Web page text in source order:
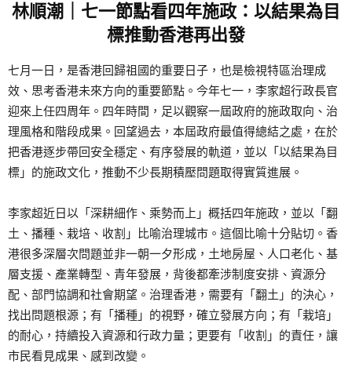
林順潮｜七一節點看四年施政：以結果為目
標推動香港再出發
七月一日，是香港回歸祖國的重要日子，也是檢視特區治理成
效、思考香港未來方向的重要節點。今年七一，李家超行政長官
迎來上任四周年。四年時間，足以觀察一屆政府的施政取向、治
理風格和階段成果。回望過去，本屆政府最值得總結之處，在於
把香港逐步帶回安全穩定、有序發展的軌道，並以「以結果為目
標」的施政文化，推動不少長期積壓問題取得實質進展。
李家超近日以「深耕細作、乘勢而上」概括四年施政，並以「翻
土、播種、栽培、收割」比喻治理城市。這個比喻十分貼切。香
港很多深層次問題並非一朝一夕形成，土地房屋、人口老化、基
層支援、產業轉型、青年發展，背後都牽涉制度安排、資源分
配、部門協調和社會期望。治理香港，需要有「翻土」的決心，
找出問題根源；有「播種」的視野，確立發展方向；有「栽培」
的耐心，持續投入資源和行政力量；更要有「收割」的責任，讓
市民看見成果、感到改變。